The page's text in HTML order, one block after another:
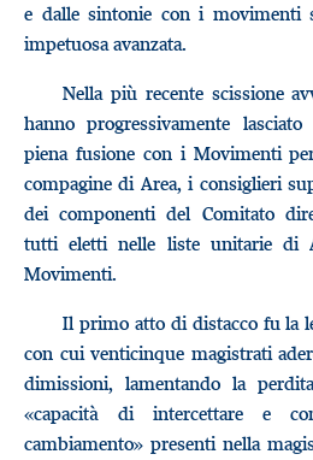
e dalle sintonie con i movimenti
impetuosa avanzata.
Nella più recente scissione
hanno progressivamente
piena fusione con i Movimenti
compagine di Area, i consiglieri
dei componenti del Comitato
tutti eletti nelle liste unitarie di
Movimenti.
Il primo atto di distacco fu la
con cui venticinque magistrati
dimissioni, lamentando la
«capacità di intercettare e
cambiamento» presenti nella